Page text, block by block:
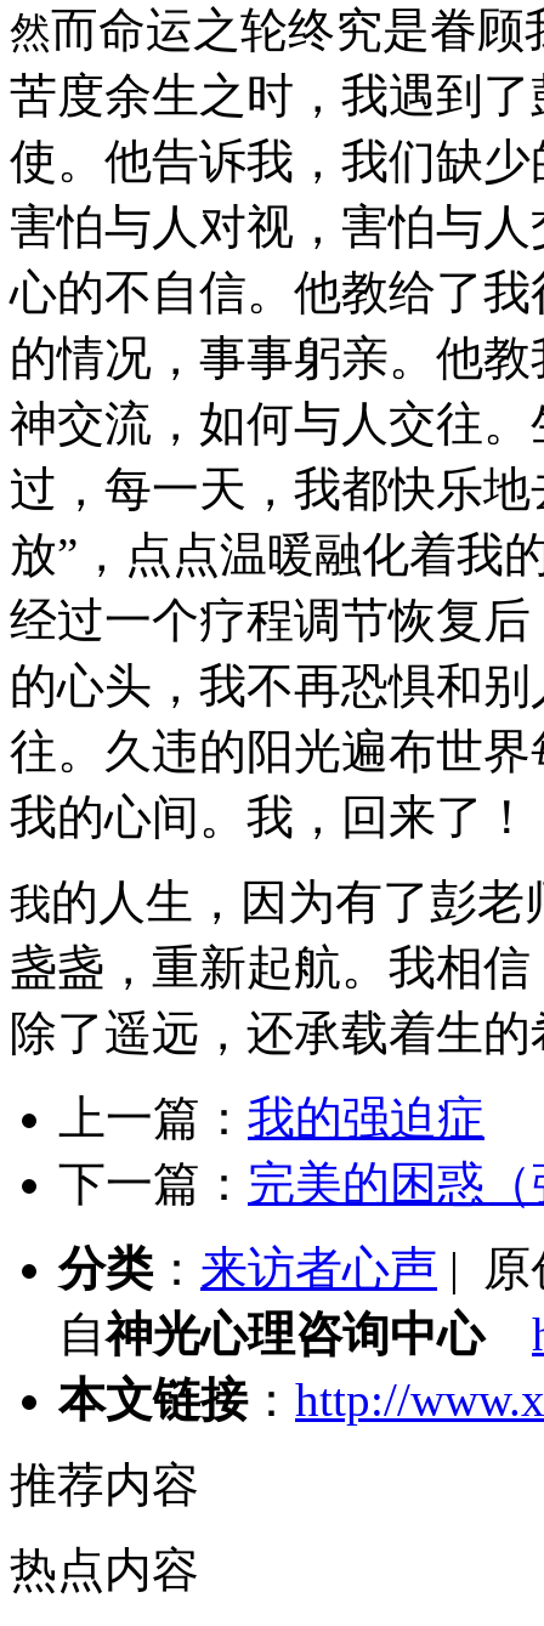
然而命运之轮终究是眷
苦度余生之时，我遇到
使。他告诉我，我们缺
害怕与人对视，害怕与
心的不自信。他教给了
的情况，事事躬亲。他
神交流，如何与人交往
过，每一天，我都快乐
放”，点点温暖融化着我
经过一个疗程调节恢复
的心头，我不再恐惧和
往。久违的阳光遍布世
我的心间。我，回来了！
我的人生，因为有了彭
盏盏，重新起航。我相
除了遥远，还承载着生
上一篇： 我的强迫症
下一篇： 完美的困惑
分类： 来访者心声 | 原
自神光心理咨询中心
本文链接： http://
推荐内容
热点内容